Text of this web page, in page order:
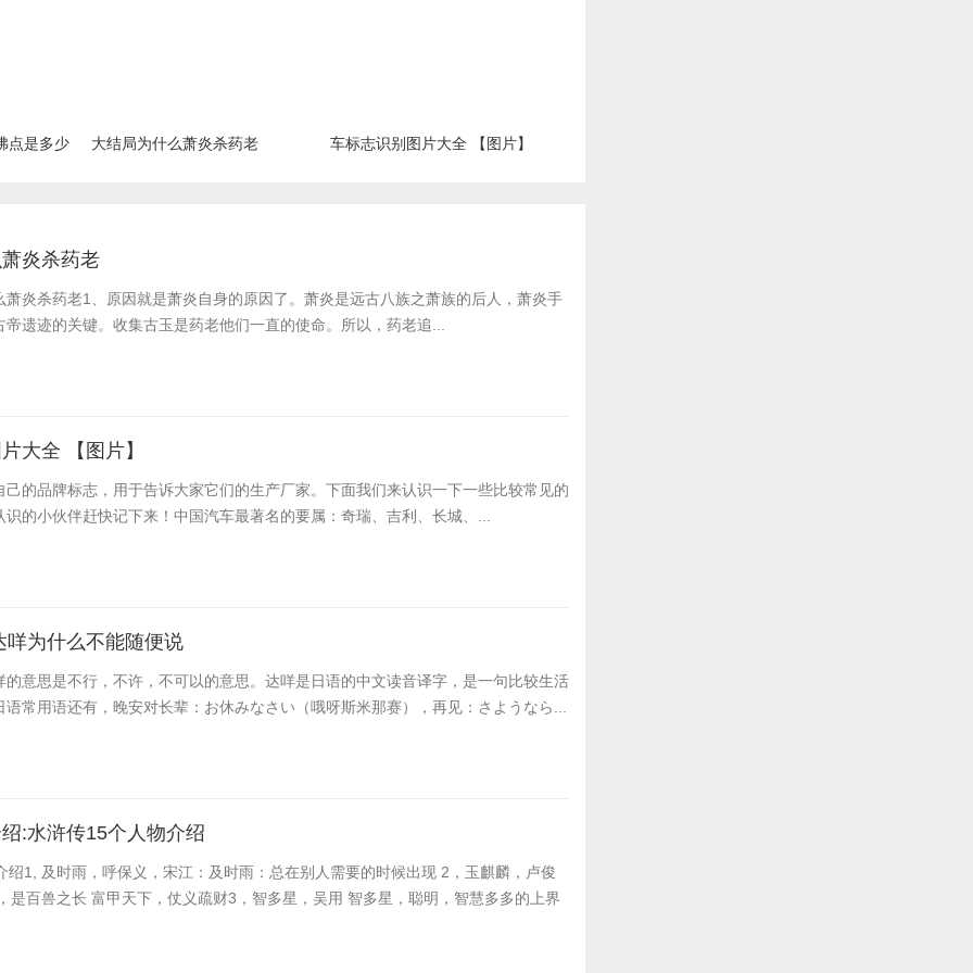
点是多少 大结局为什么萧炎杀药老 车标志识别图片大全 【图片】
炎杀药老
萧炎杀药老​1、原因就是萧炎自身的原因了。萧炎是远古八族之萧族的后人，萧炎手
遗迹的关键。收集古玉是药老他们一直的使命。所以，药老追...
大全 【图片】
己的品牌标志，用于告诉大家它们的生产厂家。下面我们来认识一下一些比较常见的
的小伙伴赶快记下来！中国汽车最著名的要属：奇瑞、吉利、长城、...
咩为什么不能随便说
的意思是不行，不许，不可以的意思。达咩是日语的中文读音译字，是一句比较生活
常用语还有，晚安对长辈：お休みなさい（哦呀斯米那赛），再见：さようなら...
:水浒传15个人物介绍
绍1, 及时雨，呼保义，宋江：及时雨：总在别人需要的时候出现 2，玉麒麟，卢俊
是百兽之长 富甲天下，仗义疏财3，智多星，吴用 智多星，聪明，智慧多多的上界